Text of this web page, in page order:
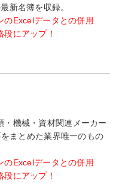
新名簿を収録。
のExcelデータとの併用
段にアップ！
・機械・資材関連メーカー
まとめた業界唯一のもの
のExcelデータとの併用
段にアップ！